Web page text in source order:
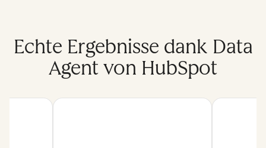
Echte Ergebnisse dank Data
Agent von HubSpot